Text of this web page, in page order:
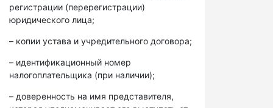
регистрации (перерегистрации)
юридического лица;
– копии устава и учредительного договора;
– идентификационный номер
налогоплательщика (при наличии);
– доверенность на имя представителя,